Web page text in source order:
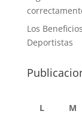
Los
Deportistas
L M